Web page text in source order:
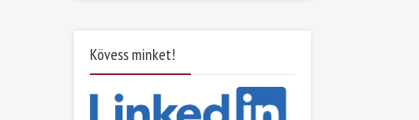
Kövess minket!